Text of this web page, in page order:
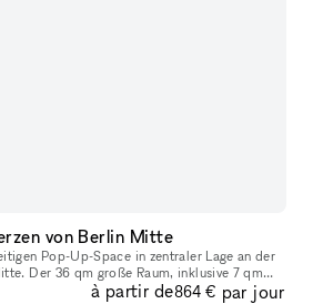
von Berlin Mitte
Pop-Up-Space in zentraler Lage an der
Der 36 qm große Raum, inklusive 7 qm
bietet mit seinen weißen Wä
à partir de864 € par jour